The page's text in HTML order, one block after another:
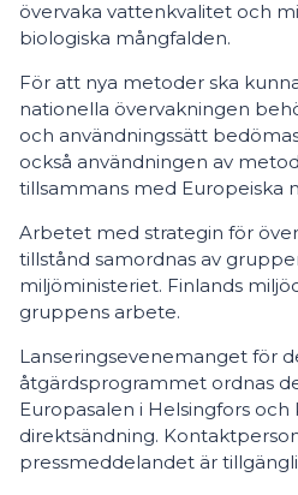
övervaka vattenkvalitet och
biologiska mångfalden.
För att nya metoder ska
nationella övervakningen
och användningssätt
också användningen av
tillsammans med Europeiska
Arbetet med strategin för
tillstånd samordnas av
miljöministeriet. Finlands
gruppens arbete.
Lanseringsevenemanget för
åtgärdsprogrammet ordnas
Europasalen i Helsingfors och
direktsändning.
pressmeddelandet är